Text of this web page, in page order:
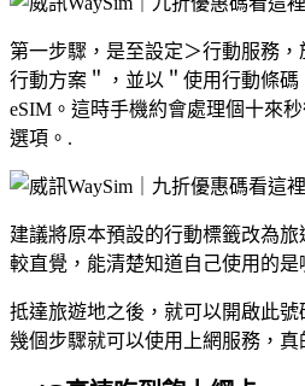
第一步驟，是至設定＞行動服務
行動方案＂，並以＂使用行動條碼
eSIM。這時手機約會處理個十來
選項。.
建議將原本預設的行動標籤改為
較直覺，能清楚知道自己使用的是
抵達旅遊地之後，就可以開啟此
幾個步驟就可以使用上網服務，真